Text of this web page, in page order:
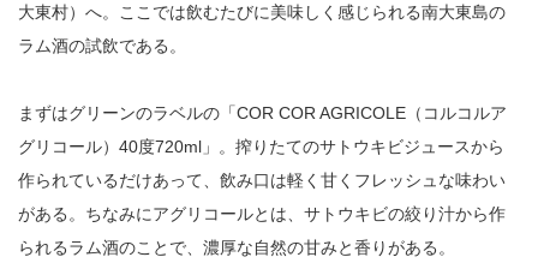
大東村）へ。ここでは飲むたびに美味しく感じられる南大東島の
ラム酒の試飲である。
まずはグリーンのラベルの「COR COR AGRICOLE（コルコルア
グリコール）40度720ml」。搾りたてのサトウキビジュースから
作られているだけあって、飲み口は軽く甘くフレッシュな味わい
がある。ちなみにアグリコールとは、サトウキビの絞り汁から作
られるラム酒のことで、濃厚な自然の甘みと香りがある。